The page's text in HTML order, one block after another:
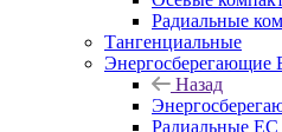
Радиальные
Тангенциальные
Энергосберегающие
Назад
Радиальные EC